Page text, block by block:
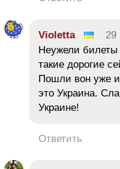
Violetta 29
Неужели
такие дорогие
Пошли вон уже
это Украина.
Украине!
Ответить